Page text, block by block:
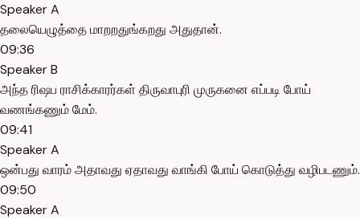
Speaker A
தலையெழுத்தை மாறறதுங்கறது அதுதான்.
09:36
Speaker B
அந்த ரிஷப ராசிக்காரர்கள் திருவாபுரி முருகனை எப்படி போய்
வணங்கணும் மேம்.
09:41
Speaker A
ஒன்பது வாரம் அதாவது ஏதாவது வாங்கி போய் கொடுத்து வழிபடணும்.
09:50
Speaker A